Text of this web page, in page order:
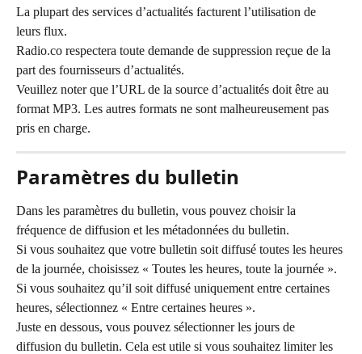
La plupart des services d’actualités facturent l’utilisation de
leurs flux.
Radio.co respectera toute demande de suppression reçue de la
part des fournisseurs d’actualités.
Veuillez noter que l’URL de la source d’actualités doit être au
format MP3. Les autres formats ne sont malheureusement pas
pris en charge.
Paramètres du bulletin
Dans les paramètres du bulletin, vous pouvez choisir la
fréquence de diffusion et les métadonnées du bulletin.
Si vous souhaitez que votre bulletin soit diffusé toutes les heures
de la journée, choisissez « Toutes les heures, toute la journée ».
Si vous souhaitez qu’il soit diffusé uniquement entre certaines
heures, sélectionnez « Entre certaines heures ».
Juste en dessous, vous pouvez sélectionner les jours de
diffusion du bulletin. Cela est utile si vous souhaitez limiter les